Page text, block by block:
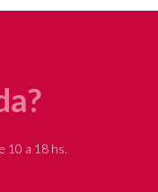
10 a 18 hs.